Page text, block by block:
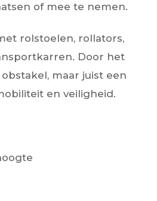
of mee te nemen.
rolstoelen, rollators,
Door het
maar juist een
en veiligheid.